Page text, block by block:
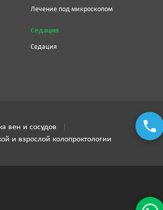
Лечение под микроскопом
Седация
Седация
вен и сосудов
и взрослой колопроктологии